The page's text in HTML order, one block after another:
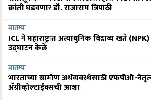
क्रांती घडवणार डॉ. राजाराम त्रिपाठी
बातम्या
ICL ने महाराष्ट्रात अत्याधुनिक विद्राव्य खते
उद्घाटन केले
बातम्या
भारताच्या ग्रामीण अर्थव्यवस्थेसाठी एफपीओ-
अ‍ॅग्रीव्होल्टाईक्सची आशा